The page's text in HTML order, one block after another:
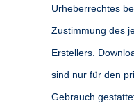
Urheberrechtes
Zustimmung des
Erstellers.
sind nur für den
Gebrauch